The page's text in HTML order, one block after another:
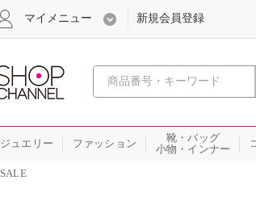
心おどる、瞬間を。
マイメニュー 新規会員登録
ジュエリー ファッション
靴・バッグ
小物・インナー
SALE